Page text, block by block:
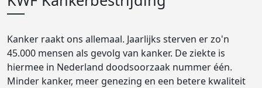
Kanker raakt ons allemaal. Jaarlijks sterven er zo'n
45.000 mensen als gevolg van kanker. De ziekte is
hiermee in Nederland doodsoorzaak nummer één.
Minder kanker, meer genezing en een betere kwaliteit